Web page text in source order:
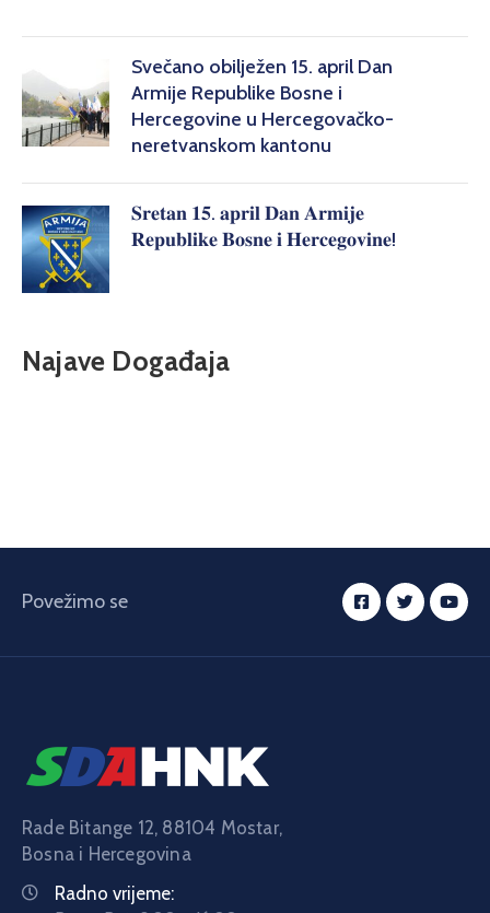
Svečano obilježen 15. april Dan
Armije Republike Bosne i
Hercegovine u Hercegovačko-
neretvanskom kantonu
𝐒𝐫𝐞𝐭𝐚𝐧 𝟏𝟓. 𝐚𝐩𝐫𝐢𝐥 𝐃𝐚𝐧 𝐀𝐫𝐦𝐢𝐣𝐞
𝐑𝐞𝐩𝐮𝐛𝐥𝐢𝐤𝐞 𝐁𝐨𝐬𝐧𝐞 𝐢 𝐇𝐞𝐫𝐜𝐞𝐠𝐨𝐯𝐢𝐧𝐞!
Najave Događaja
Povežimo se
Rade Bitange 12, 88104 Mostar,
Bosna i Hercegovina
Radno vrijeme: